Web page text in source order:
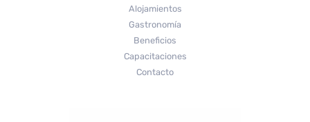
Alojamientos
Gastronomía
Beneficios
Capacitaciones
Contacto